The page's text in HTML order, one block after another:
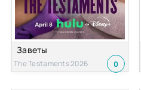
Заветы
The Testaments 2026 0